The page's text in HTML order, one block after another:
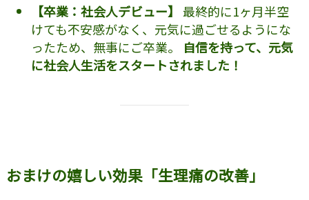
【卒業：社会人デビュー】 最終的に1ヶ月半空
けても不安感がなく、元気に過ごせるようにな
ったため、無事にご卒業。
自信を持って、元気
に社会人生活をスタートされました！
おまけの嬉しい効果「生理痛の改善」